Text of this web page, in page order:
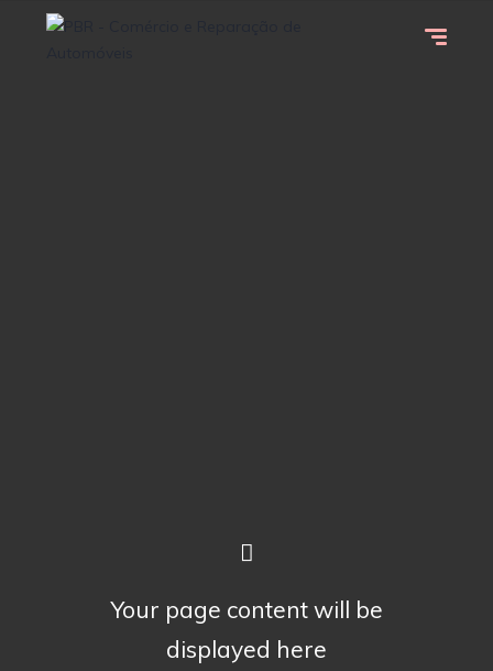
Your page content will be
displayed here